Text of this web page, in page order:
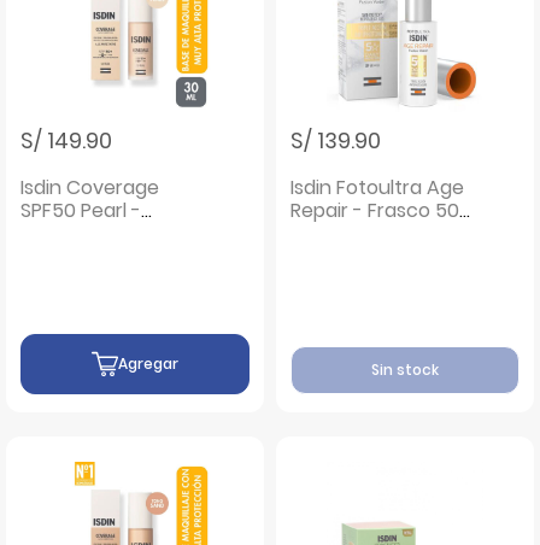
S/ 149.90
Isdin Coverage
SPF50 Pearl -
Agregar
S/ 139.90
Isdin Fotoultra Age
Repair - Frasco 50
Sin stock